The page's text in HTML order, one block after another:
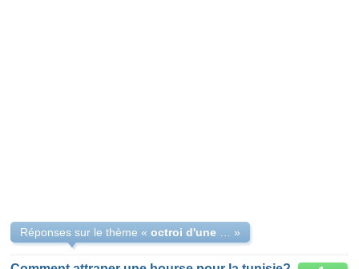
Réponses sur le thème « »